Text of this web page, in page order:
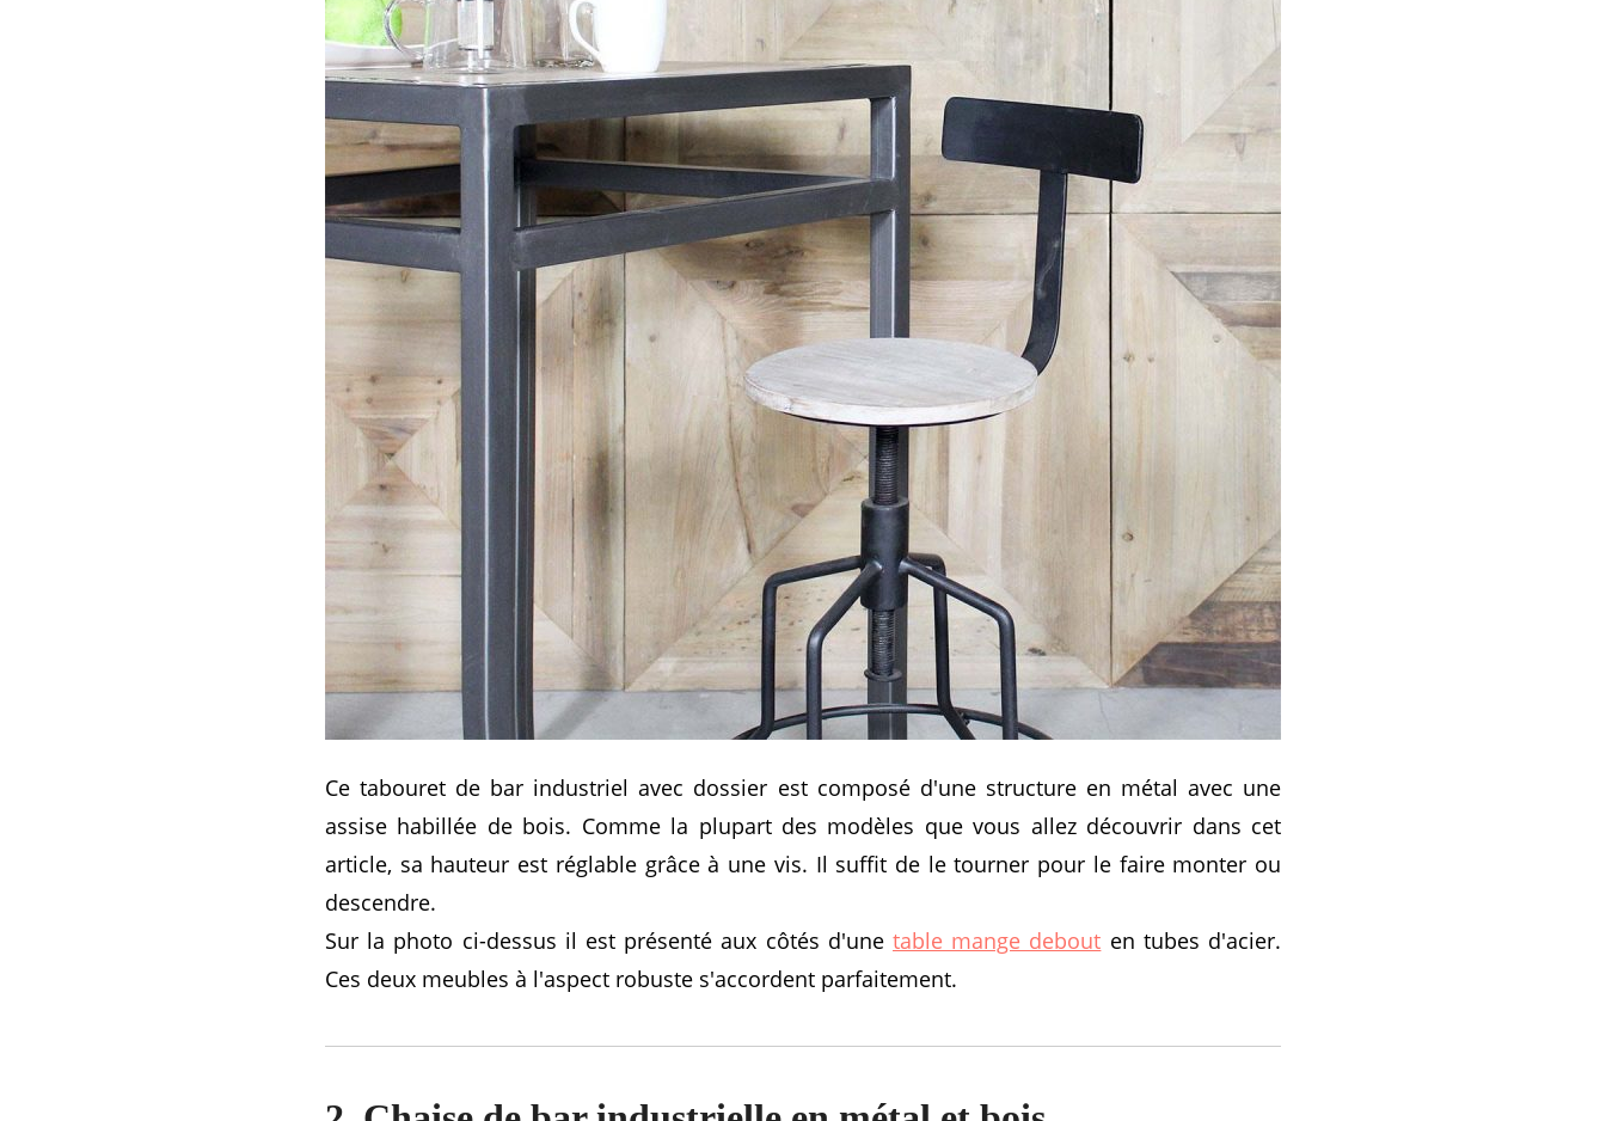
Ce tabouret de bar industriel avec dossier est composé d'une structure en métal avec une
assise habillée de bois. Comme la plupart des modèles que vous allez découvrir dans cet
article, sa hauteur est réglable grâce à une vis. Il suffit de le tourner pour le faire monter ou
descendre.
Sur la photo ci-dessus il est présenté aux côtés d'une table mange debout en tubes d'acier.
Ces deux meubles à l'aspect robuste s'accordent parfaitement.